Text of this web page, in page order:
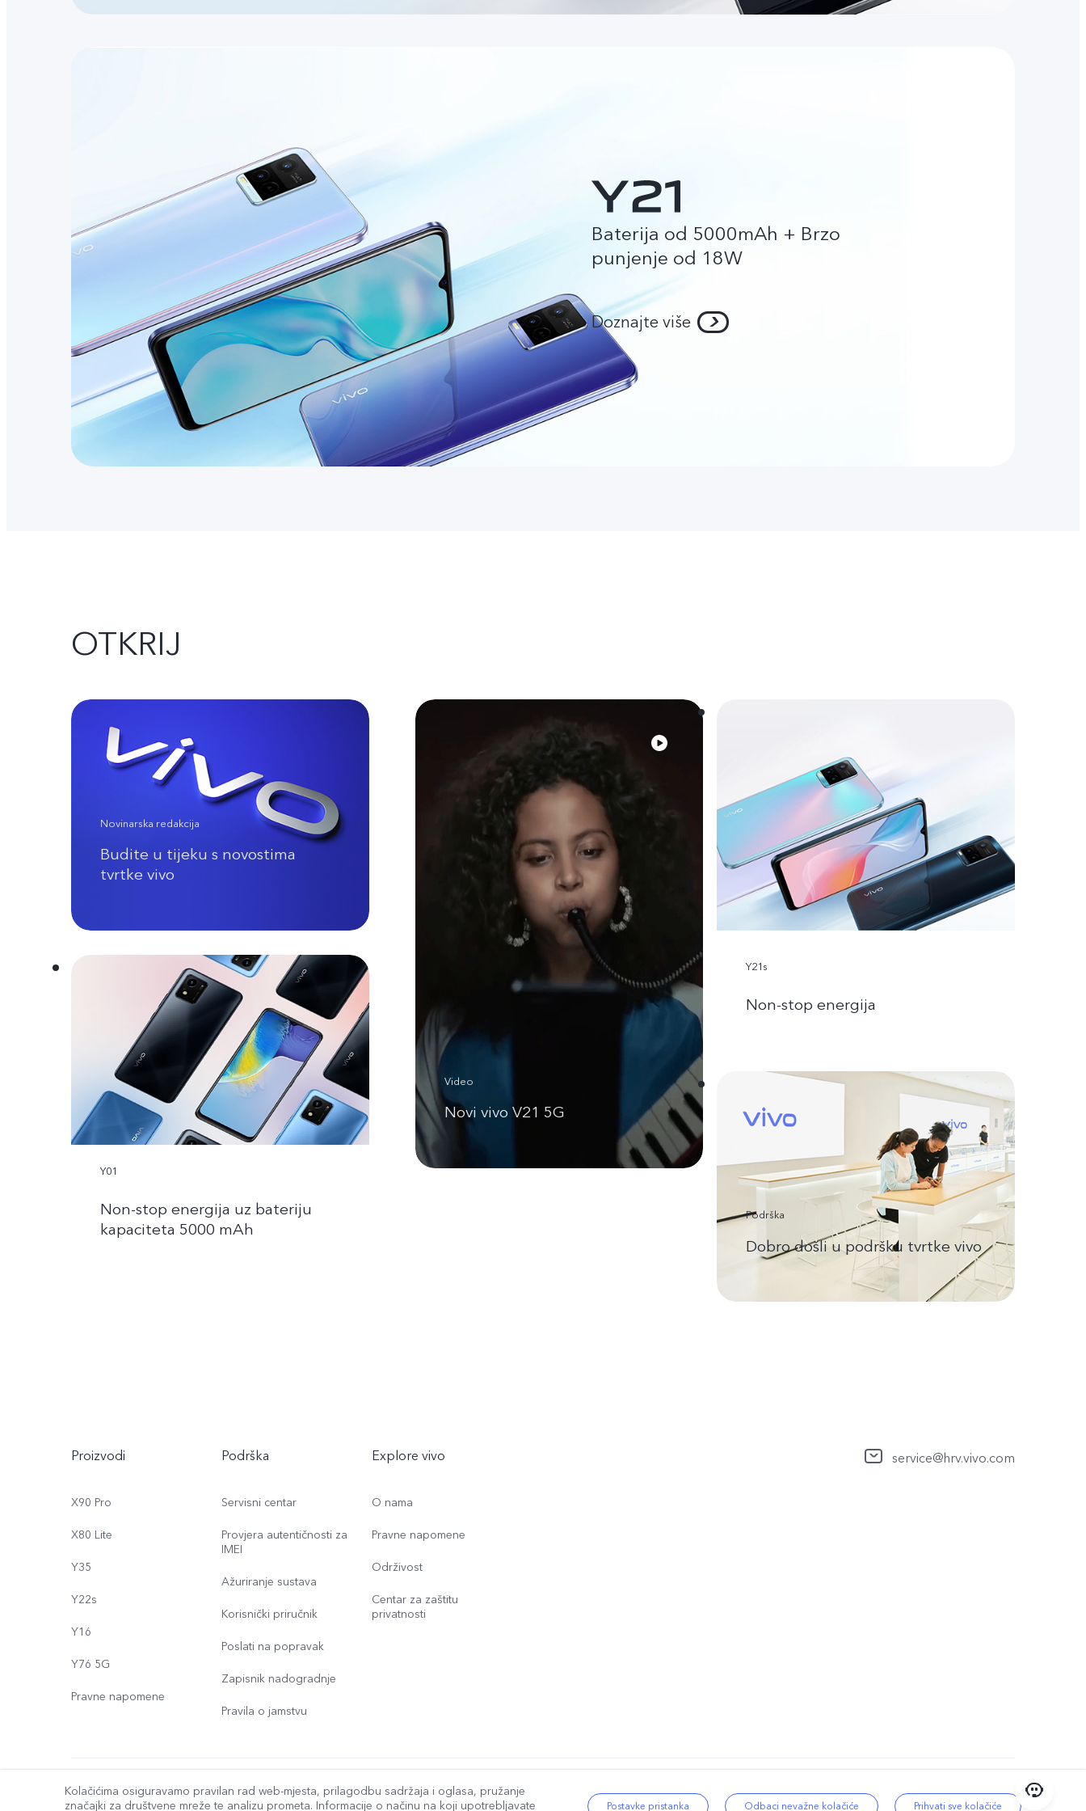
Baterija od 5000mAh + Brzo
punjenje od 18W
Doznajte više
OTKRIJ
Novinarska redakcija
Budite u tijeku s novostima
tvrtke vivo
Video
Novi vivo V21 5G
Y21s
Non-stop energija
Y01
Non-stop energija uz bateriju
kapaciteta 5000 mAh
Podrška
Dobro došli u podršku tvrtke vivo
Proizvodi
X90 Pro
X80 Lite
Y35
Y22s
Y16
Y76 5G
Pravne napomene
Podrška
Servisni centar
Provjera autentičnosti za
IMEI
Ažuriranje sustava
Korisnički priručnik
Poslati na popravak
Zapisnik nadogradnje
Pravila o jamstvu
Explore vivo
O nama
Pravne napomene
Održivost
Centar za zaštitu
privatnosti
service@hrv.vivo.com
© 2026 vivo Mobile Communication Co., Ltd. Sva prava pridržana. vivo Pravila o privatnosti | vivo Politika o kolačićima
Pravila o podacima tvrtke vivo | Postavka kolačića
Kolačićima osiguravamo pravilan rad web-mjesta, prilagodbu sadržaja i oglasa, pružanje
značajki za društvene mreže te analizu prometa. Informacije o načinu na koji upotrebljavate
Postavke pristanka Odbaci nevažne kolačiće Prihvati sve kolačiće